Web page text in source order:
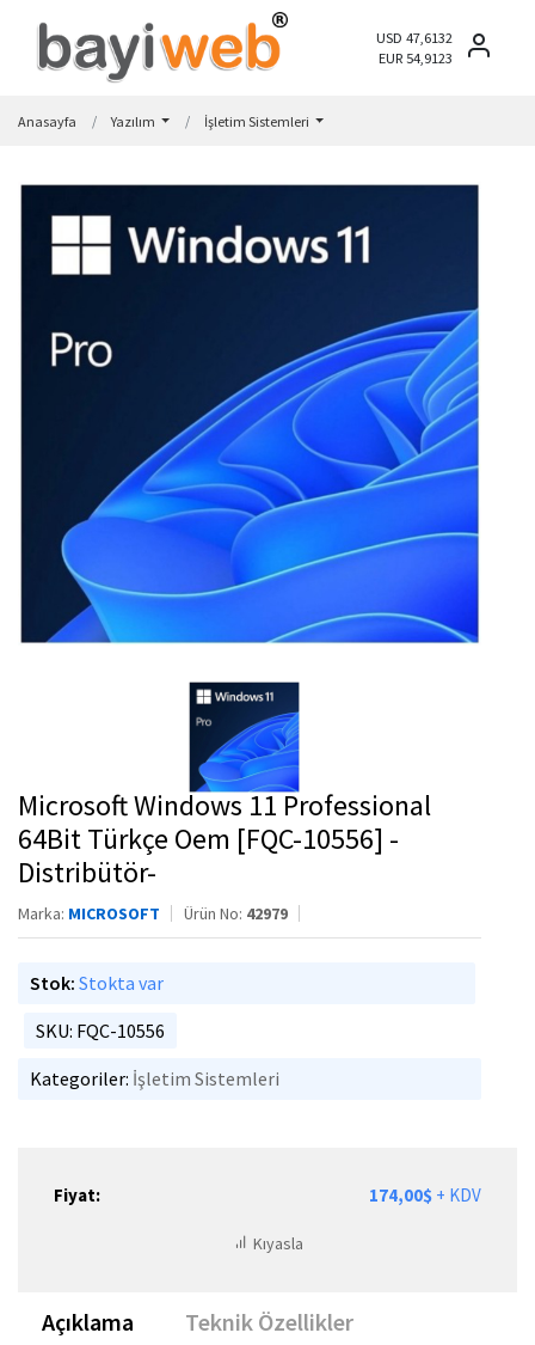
USD 47,6132
EUR 54,9123
Anasayfa Yazılım İşletim Sistemleri
Microsoft Windows 11 Professional
64Bit Türkçe Oem [FQC-10556] -
Distribütör-
Marka: MICROSOFT Ürün No: 42979
Stok: Stokta var
SKU: FQC-10556
Kategoriler: İşletim Sistemleri
Fiyat: 174,00$ + KDV
Kıyasla
Açıklama
Teknik Özellikler